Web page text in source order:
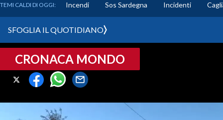
CRONACA SARDEGNA
CAGLIARI
SULCIS IGLESIENTE
TEMI CALDI DI OGGI: Incendi Sos Sardegna Incidenti
SFOGLIA IL QUOTIDIANO
CRONACA MONDO